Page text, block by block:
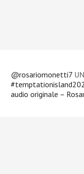
@rosariomonetti7
audio originale –